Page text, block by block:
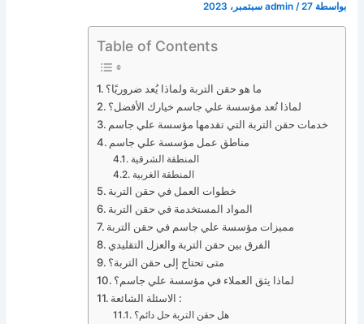
بواسطة admin /27 سبتمبر، 2023
Table of Contents
ما هو حقن التربة ولماذا يُعد ضروريًا؟
لماذا تُعد مؤسسة علي جاسم خيارك الأفضل؟
خدمات حقن التربة التي تقدمها مؤسسة علي جاسم
مناطق عمل مؤسسة علي جاسم
المنطقة الشرقية
المنطقة الغربية
خطوات العمل في حقن التربة
المواد المستخدمة في حقن التربة
مميزات مؤسسة علي جاسم في حقن التربة
الفرق بين حقن التربة والعزل التقليدي
متى تحتاج إلى حقن التربة؟
لماذا يثق العملاء في مؤسسة علي جاسم؟
الاسئلة الشائعة :
هل حقن التربة حل دائم؟